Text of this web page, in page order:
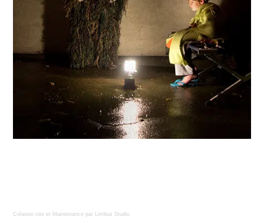
Création site et Maintenance par Limbus Studio